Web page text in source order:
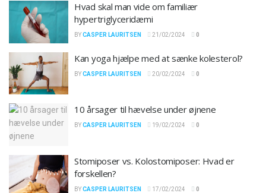
Hvad skal man vide om familiær
hypertriglyceridæmi
BYCASPER LAURITSEN 21/02/2024 0
Kan yoga hjælpe med at sænke kolesterol?
BYCASPER LAURITSEN 20/02/2024 0
10 årsager til hævelse under øjnene
BYCASPER LAURITSEN 19/02/2024 0
Stomiposer vs. Kolostomiposer: Hvad er
forskellen?
BYCASPER LAURITSEN 17/02/2024 0